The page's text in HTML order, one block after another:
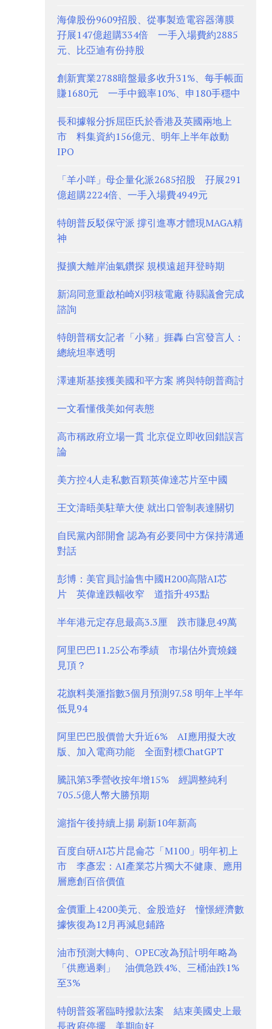
海偉股份9609招股、從事製造電容器薄膜
孖展147億超購334倍 一手入場費約2885
元、比亞迪有份持股
創新實業2788暗盤最多收升31%、每手帳面
賺1680元 一手中籤率10%、申180手穩中
長和據報分拆屈臣氏於香港及英國兩地上
市 料集資約156億元、明年上半年啟動
IPO
「羊小咩」母企量化派2685招股 孖展291
億超購2224倍、一手入場費4949元
特朗普反駁保守派 撐引進專才體現MAGA精
神
擬擴大離岸油氣鑽探 規模遠超拜登時期
新潟同意重啟柏崎刈羽核電廠 待縣議會完成
諮詢
特朗普稱女記者「小豬」捱轟 白宮發言人：
總統坦率透明
澤連斯基接獲美國和平方案 將與特朗普商討
一文看懂俄美如何表態
高市稱政府立場一貫 北京促立即收回錯誤言
論
美方控4人走私數百顆英偉達芯片至中國
王文濤晤美駐華大使 就出口管制表達關切
自民黨內部開會 認為有必要同中方保持溝通
對話
彭博：美官員討論售中國H200高階AI芯
片 英偉達跌幅收窄 道指升493點
半年港元定存息最高3.3厘 跌市賺息49萬
阿里巴巴11.25公布季績 市場估外賣燒錢
見頂？
花旗料美滙指數3個月預測97.58 明年上半年
低見94
阿里巴巴股價曾大升近6% AI應用擬大改
版、加入電商功能 全面對標ChatGPT
騰訊第3季營收按年增15% 經調整純利
705.5億人幣大勝預期
滬指午後持續上揚 刷新10年新高
百度自研AI芯片昆侖芯「M100」明年初上
市 李彥宏：AI產業芯片獨大不健康、應用
層應創百倍價值
金價重上4200美元、金股造好 憧憬經濟數
據恢復為12月再減息鋪路
油市預測大轉向、OPEC改為預計明年略為
「供應過剩」 油價急跌4%、三桶油跌1%
至3%
特朗普簽署臨時撥款法案 結束美國史上最
長政府停擺 美期向好